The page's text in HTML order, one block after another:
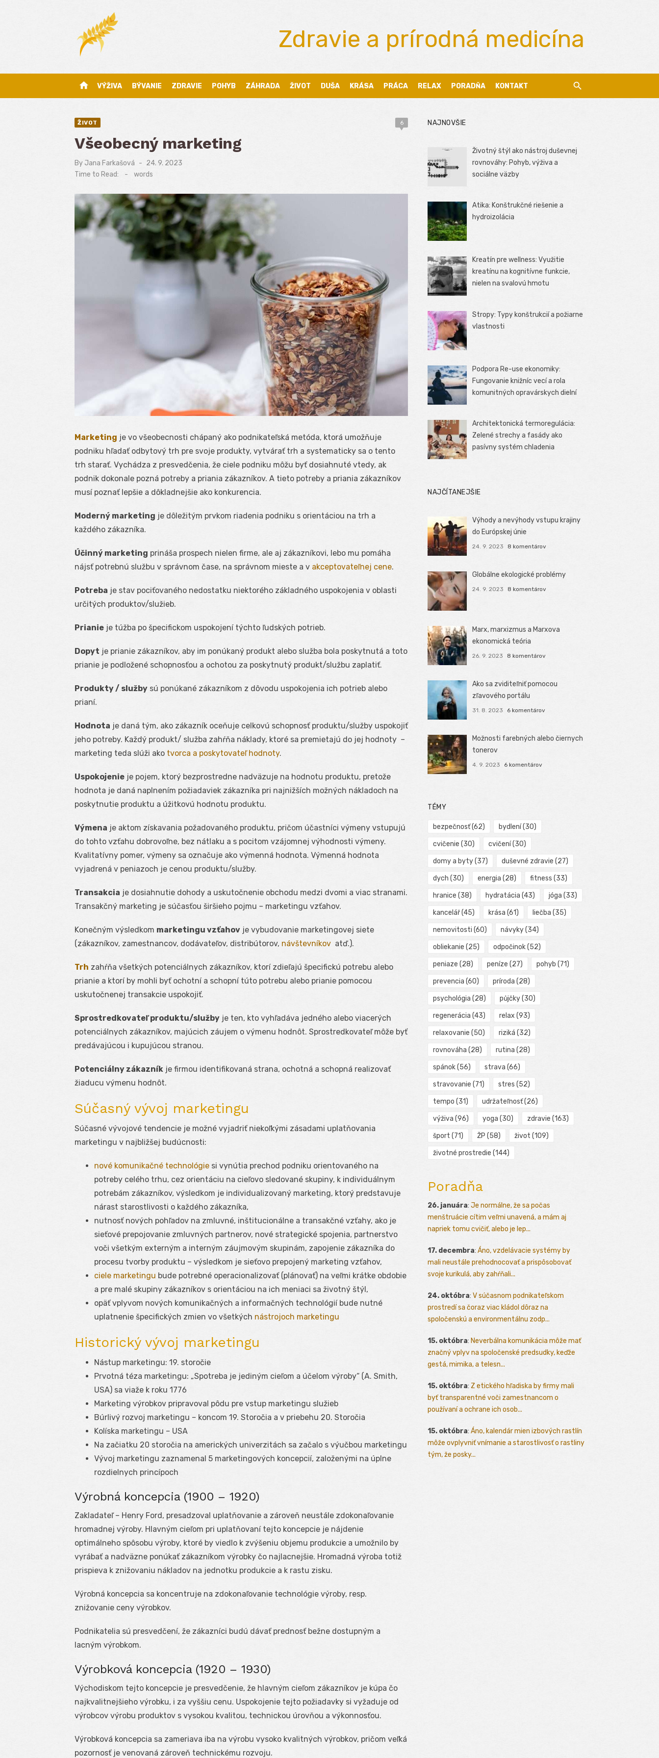
Zdravie a prírodná medicína
home VÝŽIVA BÝVANIE ZDRAVIE POHYB ZÁHRADA ŽIVOT DUŠA KRÁSA PRÁCA RELAX PORADŇA KONTAKT
ŽIVOT 6
Všeobecný marketing
By Jana Farkašová
Posted
on
24. 9. 2023
Time to Read:
- words
Marketing je vo všeobecnosti chápaný ako podnikateľská metóda, ktorá umožňuje
podniku hľadať odbytový trh pre svoje produkty, vytvárať trh a systematicky sa o tento
trh starať. Vychádza z presvedčenia, že ciele podniku môžu byť dosiahnuté vtedy, ak
podnik dokonale pozná potreby a priania zákazníkov. A tieto potreby a priania zákazníkov
musí poznať lepšie a dôkladnejšie ako konkurencia.
Moderný marketing je dôležitým prvkom riadenia podniku s orientáciou na trh a
každého zákazníka.
Účinný marketing prináša prospech nielen firme, ale aj zákazníkovi, lebo mu pomáha
nájsť potrebnú službu v správnom čase, na správnom mieste a v akceptovateľnej cene.
Potreba je stav pociťovaného nedostatku niektorého základného uspokojenia v oblasti
určitých produktov/služieb.
Prianie je túžba po špecifickom uspokojení týchto ľudských potrieb.
Dopyt je prianie zákazníkov, aby im ponúkaný produkt alebo služba bola poskytnutá a toto
prianie je podložené schopnosťou a ochotou za poskytnutý produkt/službu zaplatiť.
Produkty / služby sú ponúkané zákazníkom z dôvodu uspokojenia ich potrieb alebo
prianí.
Hodnota je daná tým, ako zákazník oceňuje celkovú schopnosť produktu/služby uspokojiť
jeho potreby. Každý produkt/ služba zahŕňa náklady, ktoré sa premietajú do jej hodnoty –
marketing teda slúži ako tvorca a poskytovateľ hodnoty.
Uspokojenie je pojem, ktorý bezprostredne nadväzuje na hodnotu produktu, pretože
hodnota je daná naplnením požiadaviek zákazníka pri najnižších možných nákladoch na
poskytnutie produktu a úžitkovú hodnotu produktu.
Výmena je aktom získavania požadovaného produktu, pričom účastníci výmeny vstupujú
do tohto vzťahu dobrovoľne, bez nátlaku a s pocitom vzájomnej výhodnosti výmeny.
Kvalitatívny pomer, výmeny sa označuje ako výmenná hodnota. Výmenná hodnota
vyjadrená v peniazoch je cenou produktu/služby.
Transakcia je dosiahnutie dohody a uskutočnenie obchodu medzi dvomi a viac stranami.
Transakčný marketing je súčasťou širšieho pojmu – marketingu vzťahov.
Konečným výsledkom marketingu vzťahov je vybudovanie marketingovej siete
(zákazníkov, zamestnancov, dodávateľov, distribútorov, návštevníkov atď.).
Trh zahŕňa všetkých potenciálnych zákazníkov, ktorí zdieľajú špecifickú potrebu alebo
prianie a ktorí by mohli byť ochotní a schopní túto potrebu alebo prianie pomocou
uskutočnenej transakcie uspokojiť.
Sprostredkovateľ produktu/služby je ten, kto vyhľadáva jedného alebo viacerých
potenciálnych zákazníkov, majúcich záujem o výmenu hodnôt. Sprostredkovateľ môže byť
predávajúcou i kupujúcou stranou.
Potenciálny zákazník je firmou identifikovaná strana, ochotná a schopná realizovať
žiaducu výmenu hodnôt.
Súčasný vývoj marketingu
Súčasné vývojové tendencie je možné vyjadriť niekoľkými zásadami uplatňovania
marketingu v najbližšej budúcnosti:
nové komunikačné technológie si vynútia prechod podniku orientovaného na
potreby celého trhu, cez orientáciu na cieľovo sledované skupiny, k individuálnym
potrebám zákazníkov, výsledkom je individualizovaný marketing, ktorý predstavuje
nárast starostlivosti o každého zákazníka,
nutnosť nových pohľadov na zmluvné, inštitucionálne a transakčné vzťahy, ako je
sieťové prepojovanie zmluvných partnerov, nové strategické spojenia, partnerstvo
voči všetkým externým a interným záujmovým skupinám, zapojenie zákazníka do
procesu tvorby produktu – výsledkom je sieťovo prepojený marketing vzťahov,
ciele marketingu bude potrebné operacionalizovať (plánovať) na veľmi krátke obdobie
a pre malé skupiny zákazníkov s orientáciou na ich meniaci sa životný štýl,
opäť vplyvom nových komunikačných a informačných technológií bude nutné
uplatnenie špecifických zmien vo všetkých nástrojoch marketingu
Historický vývoj marketingu
Nástup marketingu: 19. storočie
Prvotná téza marketingu: „Spotreba je jediným cieľom a účelom výroby“ (A. Smith,
USA) sa viaže k roku 1776
Marketing výrobkov pripravoval pôdu pre vstup marketingu služieb
Búrlivý rozvoj marketingu – koncom 19. Storočia a v priebehu 20. Storočia
Kolíska marketingu – USA
Na začiatku 20 storočia na amerických univerzitách sa začalo s výučbou marketingu
Vývoj marketingu zaznamenal 5 marketingových koncepcií, založenými na úplne
rozdielnych princípoch
Výrobná koncepcia (1900 – 1920)
Zakladateľ – Henry Ford, presadzoval uplatňovanie a zároveň neustále zdokonaľovanie
hromadnej výroby. Hlavným cieľom pri uplatňovaní tejto koncepcie je nájdenie
optimálneho spôsobu výroby, ktoré by viedlo k zvýšeniu objemu produkcie a umožnilo by
vyrábať a nadväzne ponúkať zákazníkom výrobky čo najlacnejšie. Hromadná výroba totiž
prispieva k znižovaniu nákladov na jednotku produkcie a k rastu zisku.
Výrobná koncepcia sa koncentruje na zdokonaľovanie technológie výroby, resp.
znižovanie ceny výrobkov.
Podnikatelia sú presvedčení, že zákazníci budú dávať prednosť bežne dostupným a
lacným výrobkom.
Výrobková koncepcia (1920 – 1930)
Východiskom tejto koncepcie je presvedčenie, že hlavným cieľom zákazníkov je kúpa čo
najkvalitnejšieho výrobku, i za vyššiu cenu. Uspokojenie tejto požiadavky si vyžaduje od
výrobcov výrobu produktov s vysokou kvalitou, technickou úrovňou a výkonnosťou.
Výrobková koncepcia sa zameriava iba na výrobu vysoko kvalitných výrobkov, pričom veľká
pozornosť je venovaná zároveň technickému rozvoju.
NAJNOVŠIE
Životný štýl ako nástroj duševnej
rovnováhy: Pohyb, výživa a
sociálne väzby
Atika: Konštrukčné riešenie a
hydroizolácia
Kreatín pre wellness: Využitie
kreatínu na kognitívne funkcie,
nielen na svalovú hmotu
Stropy: Typy konštrukcií a požiarne
vlastnosti
Podpora Re-use ekonomiky:
Fungovanie knižníc vecí a rola
komunitných opravárskych dielní
Architektonická termoregulácia:
Zelené strechy a fasády ako
pasívny systém chladenia
NAJČÍTANEJŠIE
Výhody a nevýhody vstupu krajiny
do Európskej únie
24. 9. 2023 8 komentárov
Globálne ekologické problémy
24. 9. 2023 8 komentárov
Marx, marxizmus a Marxova
ekonomická teória
26. 9. 2023 8 komentárov
Ako sa zviditeľniť pomocou
zľavového portálu
31. 8. 2023 6 komentárov
Možnosti farebných alebo čiernych
tonerov
4. 9. 2023 6 komentárov
TÉMY
bezpečnosť(62) bydlení(30)
cvičenie (30) cvičení(30)
domy a byty(37) duševné zdravie (27)
dych (30) energia (28) fitness (33)
hranice (38) hydratácia (43) jóga (33)
kancelář(45) krása (61) liečba (35)
nemovitosti (60) návyky(34)
obliekanie (25) odpočinok(52)
peniaze (28) peníze (27) pohyb (71)
prevencia (60) príroda (28)
psychológia (28) půjčky(30)
regenerácia (43) relax (93)
relaxovanie (50) riziká (32)
rovnováha (28) rutina (28)
spánok(56) strava (66)
stravovanie (71) stres (52)
tempo (31) udržateľnosť(26)
výživa (96) yoga (30) zdravie (163)
šport (71) ŽP (58) život (109)
životné prostredie (144)
Poradňa
26. januára: Je normálne, že sa počas
menštruácie cítim veľmi unavená, a mám aj
napriek tomu cvičiť, alebo je lep...
17. decembra: Áno, vzdelávacie systémy by
mali neustále prehodnocovať a prispôsobovať
svoje kurikulá, aby zahŕňali...
24. októbra: V súčasnom podnikateľskom
prostredí sa čoraz viac kládol dôraz na
spoločenskú a environmentálnu zodp...
15. októbra: Neverbálna komunikácia môže mať
značný vplyv na spoločenské predsudky, keďže
gestá, mimika, a telesn...
15. októbra: Z etického hľadiska by firmy mali
byť transparentné voči zamestnancom o
používaní a ochrane ich osob...
15. októbra: Áno, kalendár mien izbových rastlín
môže ovplyvniť vnímanie a starostlivosť o rastliny
tým, že posky...